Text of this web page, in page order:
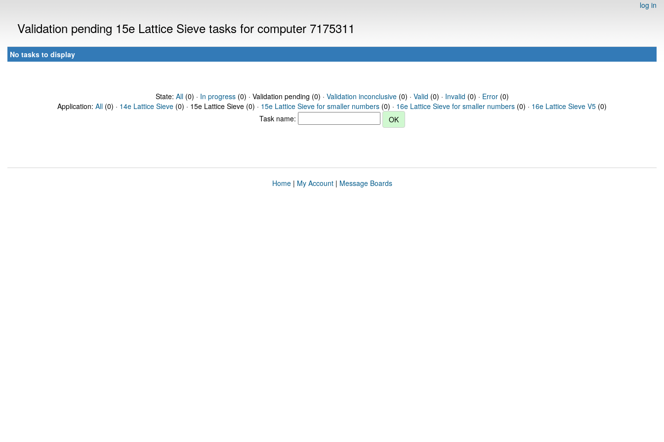
log in
Validation pending 15e Lattice Sieve tasks for computer 7175311
No tasks to display
State: All(0) · In progress(0) · Validation pending (0) · Validation inconclusive(0) · Valid (0) · Invalid (0) · Error(0)
Application: All (0) · 14e Lattice Sieve (0) · 15e Lattice Sieve (0) · 15e Lattice Sieve for smaller numbers (0) · 16e Lattice Sieve for smaller numbers (0) · 16e Lattice Sieve V5 (0)
Task name:
Home| My Account| Message Boards